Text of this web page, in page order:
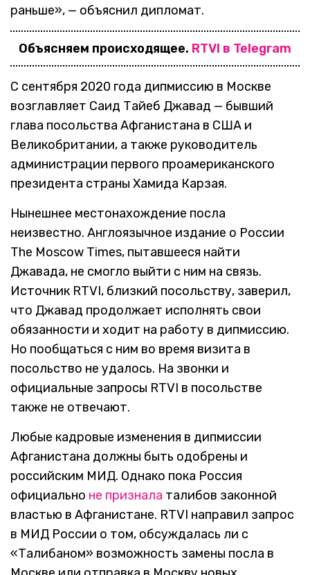
раньше», — объяснил дипломат.
Объясняем происходящее. RTVI в Telegram
С сентября 2020 года дипмиссию в Москве
возглавляет Саид Тайеб Джавад — бывший
глава посольства Афганистана в США и
Великобритании, а также руководитель
администрации первого проамериканского
президента страны Хамида Карзая.
Нынешнее местонахождение посла
неизвестно. Англоязычное издание о России
The Moscow Times, пытавшееся найти
Джавада, не смогло выйти с ним на связь.
Источник RTVI, близкий посольству, заверил,
что Джавад продолжает исполнять свои
обязанности и ходит на работу в дипмиссию.
Но пообщаться с ним во время визита в
посольство не удалось. На звонки и
официальные запросы RTVI в посольстве
также не отвечают.
Любые кадровые изменения в дипмиссии
Афганистана должны быть одобрены и
российским МИД. Однако пока Россия
официально не признала талибов законной
властью в Афганистане. RTVI направил запрос
в МИД России о том, обсуждалась ли с
«Талибаном» возможность замены посла в